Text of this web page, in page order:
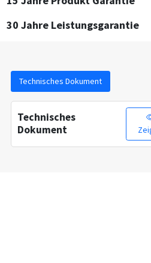
30 Jahre Leistungsgarantie
Technisches Dokument
Technisches
Dokument